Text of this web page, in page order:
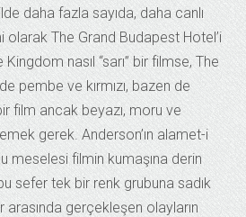
daha fazla sayıda, daha canlı
olarak The Grand Budapest Hotel’i
nasıl “sarı” bir filmse, The
pembe ve kırmızı, bazen de
film ancak beyazı, moru ve
gerek. Anderson’ın alamet-i
meselesi filmin kumaşına derin
sefer tek bir renk grubuna sadık
arasında gerçekleşen olayların